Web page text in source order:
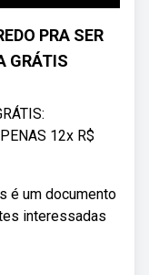
PRA SER
GRÁTIS
12x R$
é um documento
interessadas